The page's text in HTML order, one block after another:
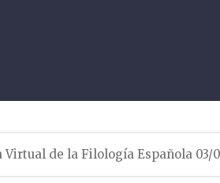
de la Filología Española 03/